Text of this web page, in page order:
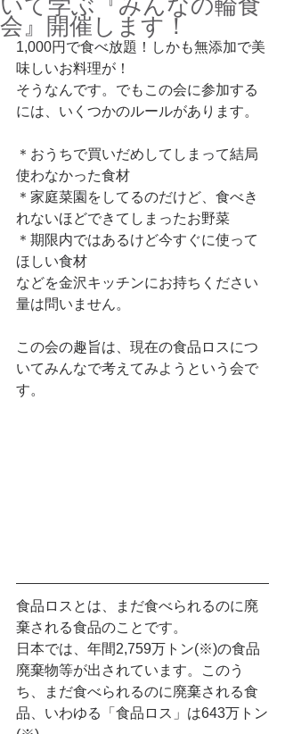
会』開催します！
1,000円で食べ放題！しかも無添加で美
味しいお料理が！
そうなんです。でもこの会に参加する
には、いくつかのルールがあります。
＊おうちで買いだめしてしまって結局
使わなかった食材
＊家庭菜園をしてるのだけど、食べき
れないほどできてしまったお野菜
＊期限内ではあるけど今すぐに使って
ほしい食材
などを金沢キッチンにお持ちください
量は問いません。
この会の趣旨は、現在の食品ロスにつ
いてみんなで考えてみようという会で
す。
食品ロスとは、まだ食べられるのに廃
棄される食品のことです。
日本では、年間2,759万トン(※)の食品
廃棄物等が出されています。このう
ち、まだ食べられるのに廃棄される食
品、いわゆる「食品ロス」は643万トン